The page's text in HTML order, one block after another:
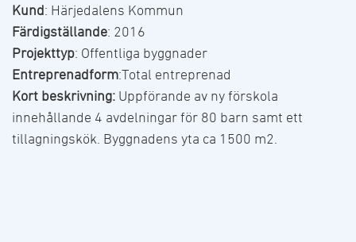
Kund: Härjedalens Kommun
Färdigställande: 2016
Projekttyp: Offentliga byggnader
Entreprenadform:Total entreprenad
Kort beskrivning: Uppförande av ny förskola
innehållande 4 avdelningar för 80 barn samt ett
tillagningskök. Byggnadens yta ca 1500 m2.